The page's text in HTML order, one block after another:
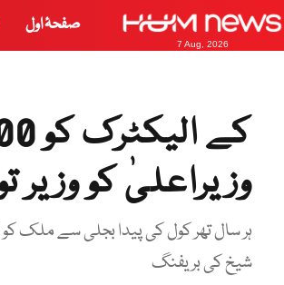
7 Aug, 2026
صفحۂ اول
وزیراعلیٰ کو وزیر
شیخ کی بریفنگ